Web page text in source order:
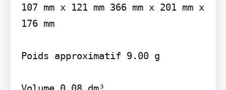
107 mm x 121 mm 366 mm x 201 mm x
176 mm
Poids approximatif 9.00 g